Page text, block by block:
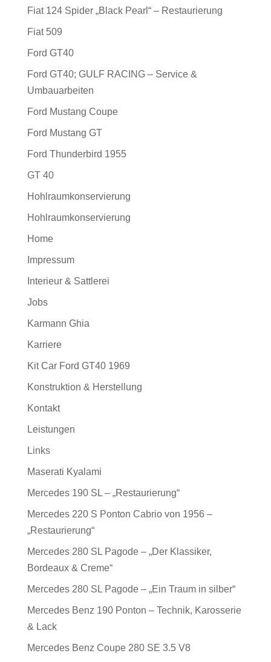
Fiat 124 Spider „Black Pearl“ – Restaurierung
Fiat 509
Ford GT40
Ford GT40; GULF RACING – Service &
Umbauarbeiten
Ford Mustang Coupe
Ford Mustang GT
Ford Thunderbird 1955
GT 40
Hohlraumkonservierung
Hohlraumkonservierung
Home
Impressum
Interieur & Sattlerei
Jobs
Karmann Ghia
Karriere
Kit Car Ford GT40 1969
Konstruktion & Herstellung
Kontakt
Leistungen
Links
Maserati Kyalami
Mercedes 190 SL – „Restaurierung“
Mercedes 220 S Ponton Cabrio von 1956 –
„Restaurierung“
Mercedes 280 SL Pagode – „Der Klassiker,
Bordeaux & Creme“
Mercedes 280 SL Pagode – „Ein Traum in silber“
Mercedes Benz 190 Ponton – Technik, Karosserie
& Lack
Mercedes Benz Coupe 280 SE 3.5 V8